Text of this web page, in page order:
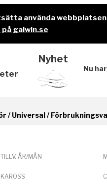
använda
galwin.se
Nyhet
Nu
/ Universal /
TILLV. ÅR/MÅN
KAROSS